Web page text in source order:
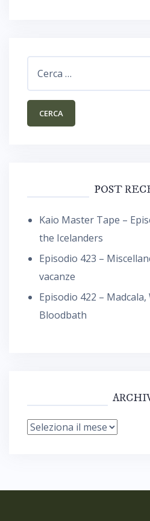
POST
Kaio Master Tape –
the Icelanders
Episodio 423 –
vacanze
Episodio 422 –
Bloodbath
Archivi